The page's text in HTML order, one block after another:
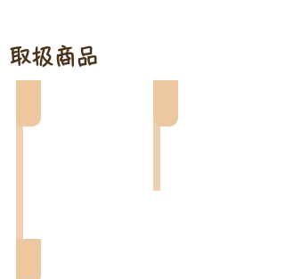
取扱商品